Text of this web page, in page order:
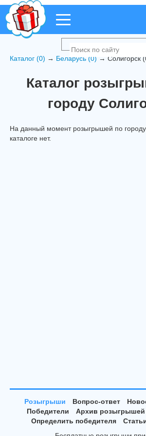
Каталог (0) → Беларусь (0) → Солигорск
Каталог
городу
На данный момент розыгрышей по городу
каталоге нет.
Розыгрыши Вопрос-ответ
Победители
Архив розыгрышей
Определить победителя